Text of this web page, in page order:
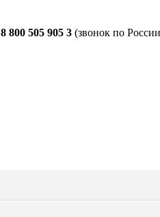
8 800 505 905 3 (звонок по